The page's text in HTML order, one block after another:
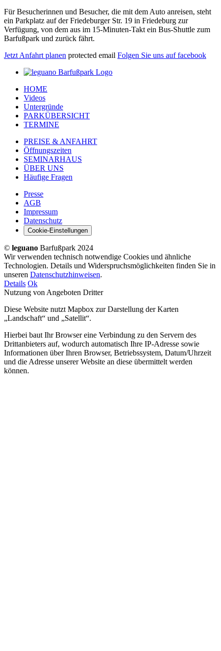
Für Besucherinnen und Besucher, die mit dem Auto anreisen, steht
ein Parkplatz auf der Friedeburger Str. 19 in Friedeburg zur
Verfügung, von dem aus im 15-Minuten-Takt ein Bus-Shuttle zum
Barfußpark und zurück fährt.
Jetzt Anfahrt planen protected email Folgen Sie uns auf facebook
HOME
Videos
Untergründe
PARKÜBERSICHT
TERMINE
PREISE & ANFAHRT
Öffnungszeiten
SEMINARHAUS
ÜBER UNS
Häufige Fragen
Presse
AGB
Impressum
Datenschutz
Cookie-Einstellungen
© leguano Barfußpark 2024
Wir verwenden technisch notwendige Cookies und ähnliche
Technologien. Details und Widerspruchsmöglichkeiten finden Sie in
unseren Datenschutzhinweisen.
Details Ok
Nutzung von Angeboten Dritter
Diese Website nutzt Mapbox zur Darstellung der Karten
„Landschaft“ und „Satellit“.
Hierbei baut Ihr Browser eine Verbindung zu den Servern des
Drittanbieters auf, wodurch automatisch Ihre IP-Adresse sowie
Informationen über Ihren Browser, Betriebssystem, Datum/Uhrzeit
und die Adresse unserer Website an diese übermittelt werden
können.